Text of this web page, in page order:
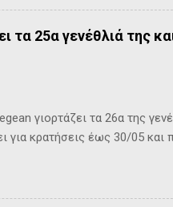
τα 25α γενέθλιά της
γιορτάζει τα 26α της
για κρατήσεις έως 30/05